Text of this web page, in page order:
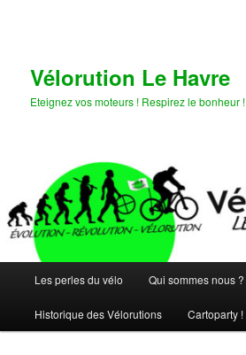
Vélorution Le Havre
Eteignez vos moteurs ! Respirez le bonheur !
principal
Les perles du vélo Qui sommes nous ?
Historique des Vélorutions Cartoparty !